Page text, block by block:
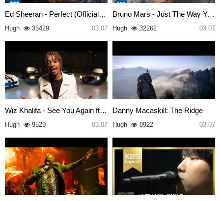
Ed Sheeran - Perfect (Official…
Hugh 35429 03.07
Bruno Mars - Just The Way You …
Hugh 32262 03.07
Wiz Khalifa - See You Again ft…
Hugh 9529 03.07
Danny Macaskill: The Ridge
Hugh 8922 03.07